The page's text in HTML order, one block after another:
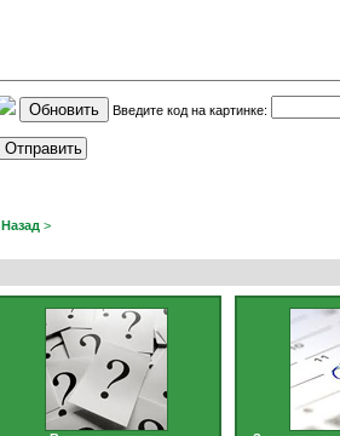
Обновить Введите код на картинке:
Назад >